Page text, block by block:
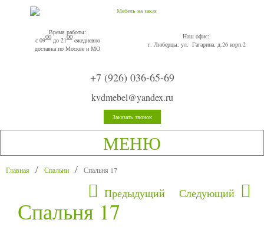
Время работы:
с 0900до 2100ежедневно
доставка по Москве и МО
Наш офис:
г. Люберцы, ул. Гагарина, д.26 корп.2
+7 (926) 036-65-69
kvdmebel@yandex.ru
Заказать звонок
МЕНЮ
Главная Спальни Спальня 17
Предыдущий Следующий
Спальня 17